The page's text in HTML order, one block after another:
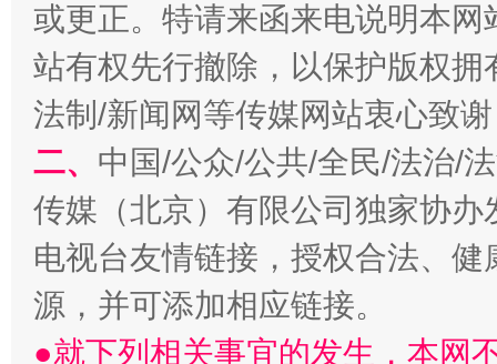
受贿1.44亿！段成刚被判无期 从幼
或更正。特请来函来电说明本
站有权先行撤除，以保护版权
法制/新闻网等传媒网站衷心致
二、 中国/公众/公共/全民/法治/
传媒（北京）有限公司独家协
电视台友情链接，授权合法、
源，并可添加相应链接。
●就下列相关事宜的发生，本网